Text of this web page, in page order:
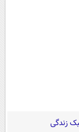
زندگی